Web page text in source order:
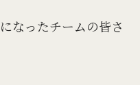
なったチームの皆さ